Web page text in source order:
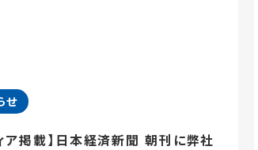
せ
ア掲載】日本経済新聞 朝刊に弊社